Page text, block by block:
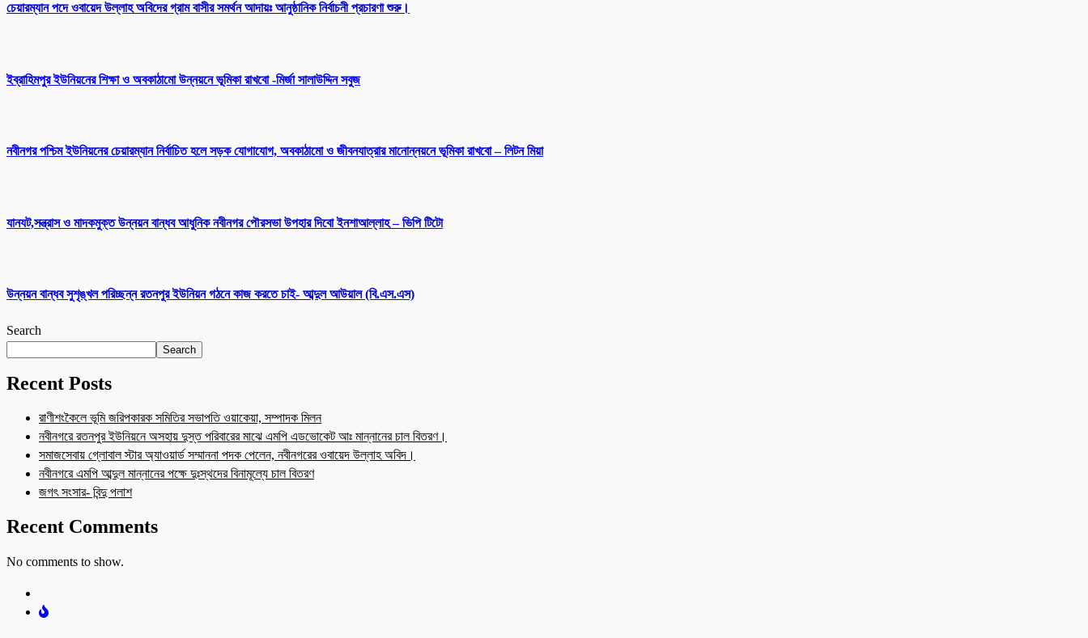
চেয়ারম্যান পদে ওবায়েদ উল্লাহ অবিদের গ্রাম বাসীর সমর্থন আদায়ঃ আনুষ্ঠানিক নির্বাচনী প্রচারণা শুরু।
ইব্রাহিমপুর ইউনিয়নের শিক্ষা ও অবকাঠামো উন্নয়নে ভূমিকা রাখবো -মির্জা সালাউদ্দিন সবুজ
নবীনগর পশ্চিম ইউনিয়নের চেয়ারম্যান নির্বাচিত হলে সড়ক যোগাযোগ, অবকাঠামো ও জীবনযাত্রার মানোন্নয়নে ভূমিকা রাখবো – লিটন মিয়া
যানযট,সন্ত্রাস ও মাদকমুক্ত উন্নয়ন বান্ধব আধুনিক নবীনগর পৌরসভা উপহার দিবো ইনশাআল্লাহ – ভিপি টিটো
উন্নয়ন বান্ধব সুশৃঙ্খল পরিচ্ছন্ন রতনপুর ইউনিয়ন গঠনে কাজ করতে চাই- আব্দুল আউয়াল (বি.এস.এস)
Search
Search
Recent Posts
রাণীশংকৈলে ভূমি জরিপকারক সমিতির সভাপতি ওয়াকেয়া, সম্পাদক মিলন
নবীনগরে রতনপুর ইউনিয়নে অসহায় দুস্ত পরিবারের মাঝে এমপি এডভোকেট আঃ মান্নানের চাল বিতরণ।
সমাজসেবায় গ্লোবাল স্টার অ্যাওয়ার্ড সম্মাননা পদক পেলেন, নবীনগরের ওবায়েদ উল্লাহ অবিদ।
নবীনগরে এমপি আব্দুল মান্নানের পক্ষে দুঃস্থদের বিনামূল্যে চাল বিতরণ
জগৎ সংসার- বিন্দু পলাশ
Recent Comments
No comments to show.